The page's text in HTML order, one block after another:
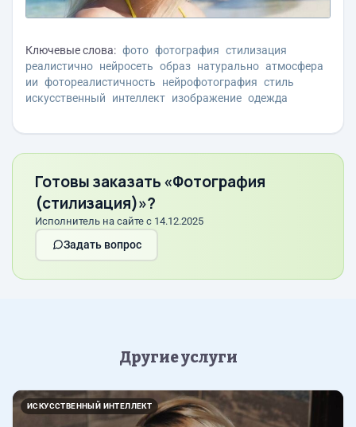
Ключевые слова: фото фотография стилизация
реалистично нейросеть образ натурально атмосфера
ии фотореалистичность нейрофотография стиль
искусственный
интеллект изображение одежда
Готовы заказать «Фотография
(стилизация)»?
Исполнитель на сайте с 14.12.2025
Задать вопрос
Другие услуги
ИСКУССТВЕННЫЙ ИНТЕЛЛЕКТ
Назад